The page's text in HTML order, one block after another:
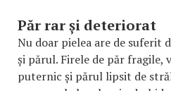
Păr rar și deteriorat
Nu doar pielea are de suferit
și părul. Firele de păr fragile,
puternic și părul lipsit de